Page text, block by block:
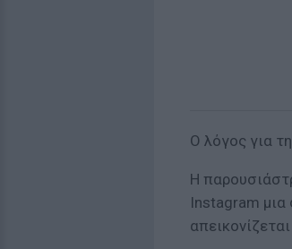
Ο λόγος για
Η
Ιnstagram